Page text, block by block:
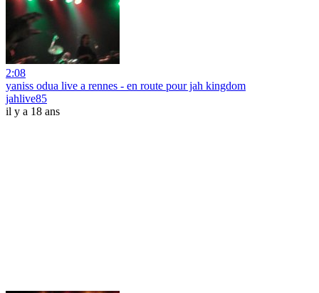
2:08
yaniss odua live a rennes - en route pour jah kingdom
jahlive85
il y a 18 ans